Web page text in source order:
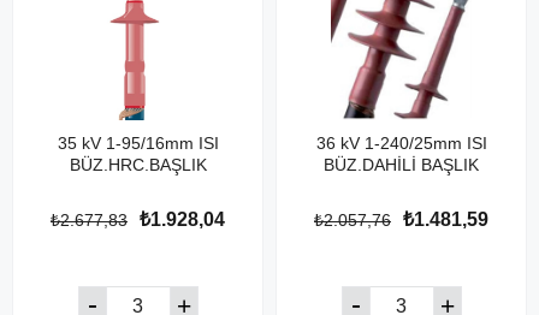
35 kV 1-95/16mm ISI
BÜZ.HRC.BAŞLIK
₺1.928,04
₺2.677,83
36 kV 1-240/25mm ISI
BÜZ.DAHİLİ BAŞLIK
₺1.481,59
₺2.057,76